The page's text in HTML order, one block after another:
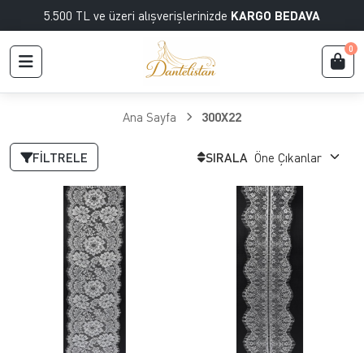
5.500 TL ve üzeri alışverişlerinizde KARGO BEDAVA
0
Ana Sayfa 300X22
FILTRELE SIRALA